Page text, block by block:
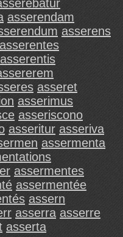
asserendam
asserens
asserentes
asserentis
asseret
asserimus
asseriscono
asseritur asseriva
assermenta
assermentes
assermentée
assern
asserra asserre
asserta